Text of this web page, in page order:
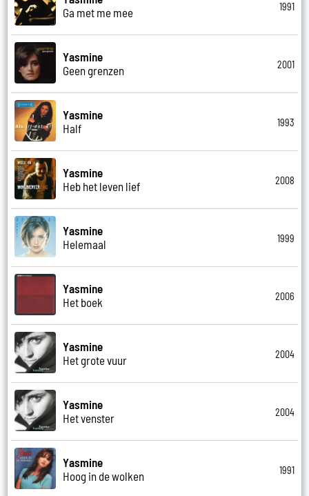
Ga met me mee
1991
Yasmine
Geen grenzen
2001
Yasmine
Half
1993
Yasmine
Heb het leven lief
2008
Yasmine
Helemaal
1999
Yasmine
Het boek
2006
Yasmine
Het grote vuur
2004
Yasmine
Het venster
2004
Yasmine
Hoog in de wolken
1991